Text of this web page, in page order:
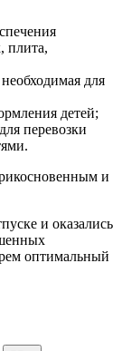
плита,
для
детей;
перевозки
и
и оказались
оптимальный